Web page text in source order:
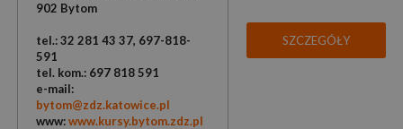
902 Bytom
tel.: 32 281 43 37, 697-818-
591
tel. kom.: 697 818 591
e-mail:
bytom@zdz.katowice.pl
www:www.kursy.bytom.zdz.pl
SZCZEGÓŁY